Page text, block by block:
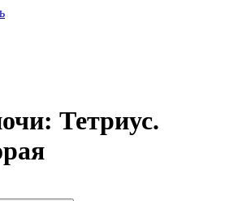
Тетриус.